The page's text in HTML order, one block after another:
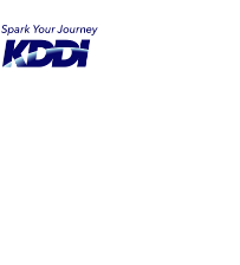
メ
KDDIホーム
企業情報